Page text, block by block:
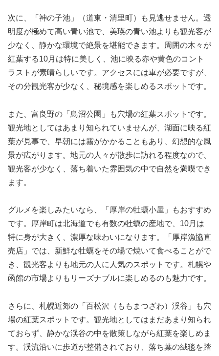
次に、「神の子池」（道東・清里町）も見逃せません。透
明度が極めて高い青い池で、美瑛の青い池よりも観光客が
少なく、静かな環境で絶景を堪能できます。周囲の木々が
紅葉する10月は特に美しく、池に映る赤や黄色のコント
ラストが素晴らしいです。アクセスには車が必要ですが、
その分観光客が少なく、秘境感を楽しめるスポットです。
また、富良野の「鳥沼公園」も穴場の紅葉スポットです。
観光地としてはあまり知られていませんが、湖面に映る紅
葉が見事で、早朝には霧がかかることもあり、幻想的な風
景が広がります。地元の人々が散歩に訪れる程度なので、
観光客が少なく、落ち着いた雰囲気の中で自然を満喫でき
ます。
グルメを楽しみたいなら、「厚岸の牡蠣小屋」もおすすめ
です。厚岸町は北海道でも有数の牡蠣の産地で、10月は
特に身が大きく、濃厚な味わいになります。「厚岸漁協直
売店」では、新鮮な牡蠣をその場で焼いて食べることがで
き、観光客よりも地元の人に人気のスポットです。札幌や
函館の市場よりもリーズナブルに楽しめるのも魅力です。
さらに、札幌近郊の「百松沢（ももまつざわ）渓谷」も穴
場の紅葉スポットです。観光地としてはまだあまり知られ
ておらず、静かな渓谷の中を散策しながら紅葉を楽しめま
す。渓流沿いに歩道が整備されており、落ち葉の絨毯を踏